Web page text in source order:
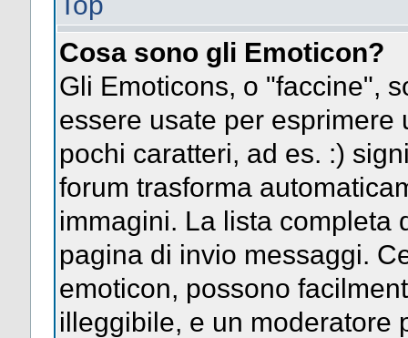
Cosa sono gli Emoticon?
Gli Emoticons, o "faccine",
essere usate per
pochi caratteri, ad es. :)
forum trasforma
immagini. La lista completa
pagina di invio messaggi.
emoticon, possono
illeggibile, e un moderatore